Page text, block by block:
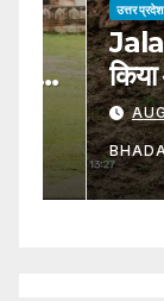
उत्तर प्रदेश जालौन
Jalaun
किया
Rites
Field